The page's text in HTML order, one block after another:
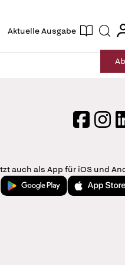
Aktuelle Ausgabe Suche
login
Facebook
auch als App für iOS und
Jetzt bei Google PlayLaden im App